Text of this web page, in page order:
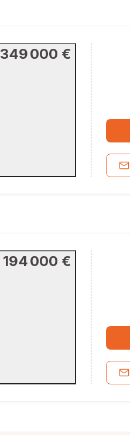
349 000 €
194 000 €